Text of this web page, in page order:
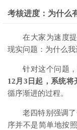
考核进度：为什么
在大家为速度
现实问题：为什么
针对这个问题
12月3日起，系统
循序渐进的过程。
老四特别强调
序并不是简单地按